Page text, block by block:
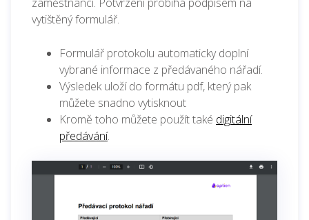
vytištěný formulář.
Formulář protokolu automaticky doplní
vybrané informace z předávaného nářadí.
Výsledek uloží do formátu pdf, který pak
můžete snadno vytisknout
Kromě toho můžete použít také digitální
předávání.